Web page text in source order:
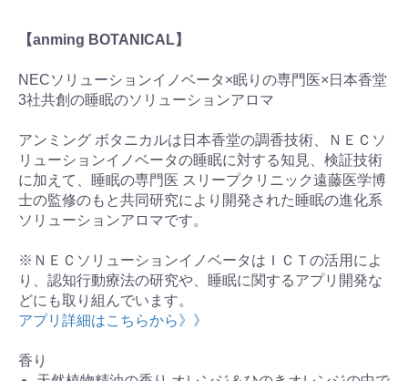
【anming BOTANICAL】
NECソリューションイノベータ×眠りの専門医×日本香堂
3社共創の睡眠のソリューションアロマ
アンミング ボタニカルは日本香堂の調香技術、ＮＥＣソ
リューションイノベータの睡眠に対する知見、検証技術
に加えて、睡眠の専門医 スリープクリニック遠藤医学博
士の監修のもと共同研究により開発された睡眠の進化系
ソリューションアロマです。
※ＮＥＣソリューションイノベータはＩＣＴの活用によ
り、認知行動療法の研究や、睡眠に関するアプリ開発な
どにも取り組んでいます。
アプリ詳細はこちらから》》
香り